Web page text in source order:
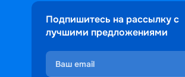
Подпишитесь на рассылку с
лучшими предложениями